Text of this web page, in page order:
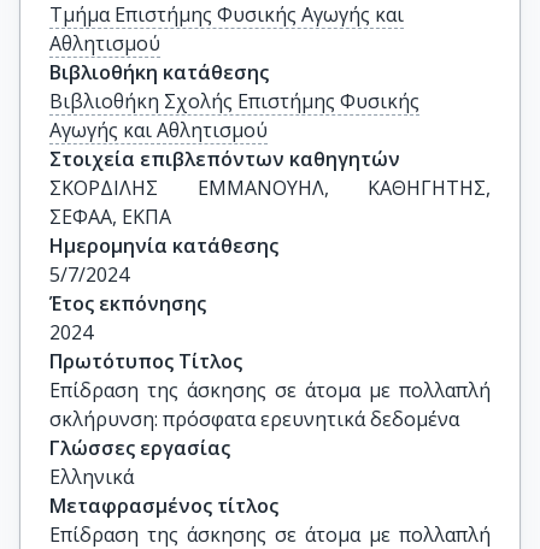
Τμήμα Επιστήμης Φυσικής Αγωγής και
Αθλητισμού
Βιβλιοθήκη κατάθεσης
Βιβλιοθήκη Σχολής Επιστήμης Φυσικής
Αγωγής και Αθλητισμού
Στοιχεία επιβλεπόντων καθηγητών
ΣΚΟΡΔΙΛΗΣ ΕΜΜΑΝΟΥΗΛ, ΚΑΘΗΓΗΤΗΣ,
ΣΕΦΑΑ, ΕΚΠΑ
Ημερομηνία κατάθεσης
5/7/2024
Έτος εκπόνησης
2024
Πρωτότυπος Τίτλος
Επίδραση της άσκησης σε άτομα με πολλαπλή
σκλήρυνση: πρόσφατα ερευνητικά δεδομένα
Γλώσσες εργασίας
Ελληνικά
Μεταφρασμένος τίτλος
Επίδραση της άσκησης σε άτομα με πολλαπλή